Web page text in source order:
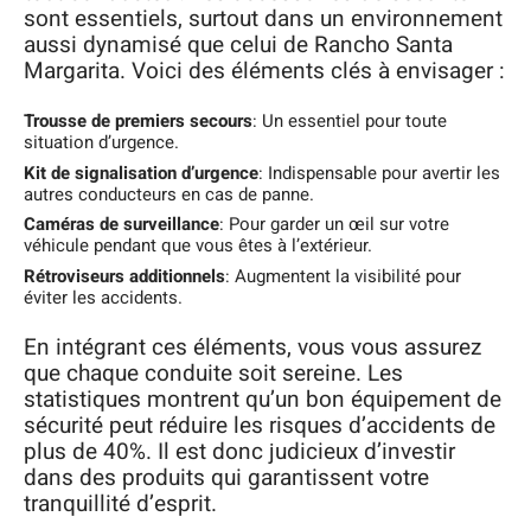
sont essentiels, surtout dans un environnement
aussi dynamisé que celui de Rancho Santa
Margarita. Voici des éléments clés à envisager :
Trousse de premiers secours: Un essentiel pour toute
situation d’urgence.
Kit de signalisation d’urgence: Indispensable pour avertir les
autres conducteurs en cas de panne.
Caméras de surveillance: Pour garder un œil sur votre
véhicule pendant que vous êtes à l’extérieur.
Rétroviseurs additionnels: Augmentent la visibilité pour
éviter les accidents.
En intégrant ces éléments, vous vous assurez
que chaque conduite soit sereine. Les
statistiques montrent qu’un bon équipement de
sécurité peut réduire les risques d’accidents de
plus de 40%. Il est donc judicieux d’investir
dans des produits qui garantissent votre
tranquillité d’esprit.